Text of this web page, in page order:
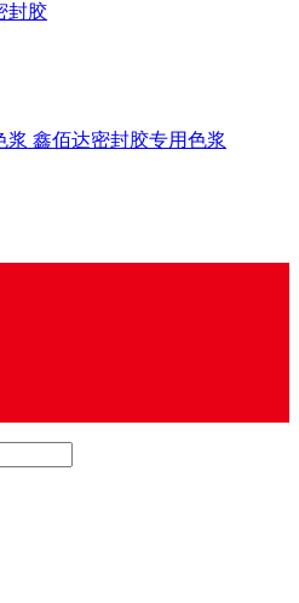
封胶
鑫佰达密封胶专用色浆